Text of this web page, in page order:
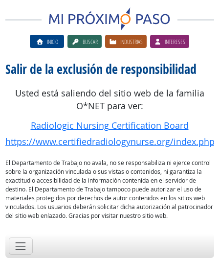
INICIO BUSCAR INDUSTRIAS INTERESES
Salir de la exclusión de responsibilidad
Usted está saliendo del sitio web de la familia
O*NET para ver:
Radiologic Nursing Certification Board
https://www.certifiedradiologynurse.org/
El Departamento de Trabajo no avala, no se responsabiliza ni ejerce control
sobre la organización vinculada o sus vistas o contenidos, ni garantiza la
exactitud o accesibilidad de la información contenida en el servidor de
destino. El Departamento de Trabajo tampoco puede autorizar el uso de
materiales protegidos por derechos de autor contenidos en los sitios web
vinculados. Los usuarios deberán solicitar dicha autorización al patrocinador
del sitio web enlazado. Gracias por visitar nuestro sitio web.